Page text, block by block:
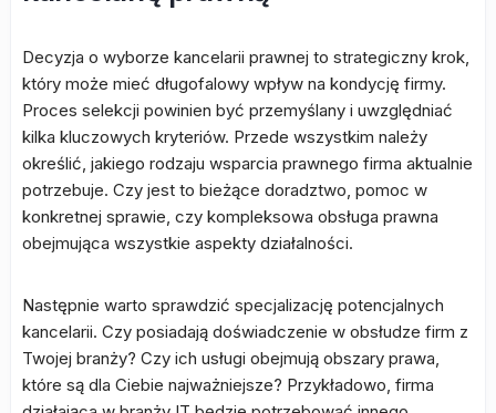
Decyzja o wyborze kancelarii prawnej to strategiczny krok,
który może mieć długofalowy wpływ na kondycję firmy.
Proces selekcji powinien być przemyślany i uwzględniać
kilka kluczowych kryteriów. Przede wszystkim należy
określić, jakiego rodzaju wsparcia prawnego firma aktualnie
potrzebuje. Czy jest to bieżące doradztwo, pomoc w
konkretnej sprawie, czy kompleksowa obsługa prawna
obejmująca wszystkie aspekty działalności.
Następnie warto sprawdzić specjalizację potencjalnych
kancelarii. Czy posiadają doświadczenie w obsłudze firm z
Twojej branży? Czy ich usługi obejmują obszary prawa,
które są dla Ciebie najważniejsze? Przykładowo, firma